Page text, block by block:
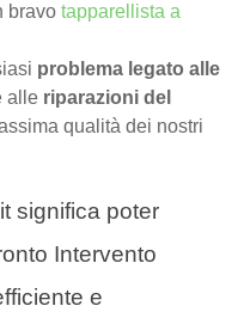
bravotapparellista a
problema legato alle
alle riparazioni del
qualità dei nostri
significa poter
Intervento
e